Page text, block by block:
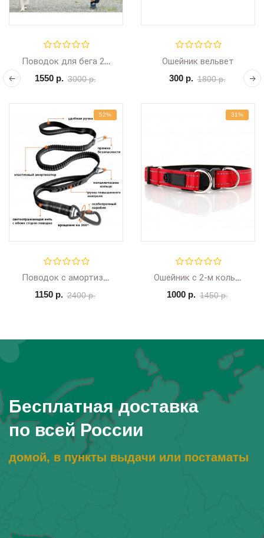
Поводок для бега 2 амортизатора, 1,3-1,8 м + пояс
1550 р. 3000 р.
52%
Поводок с амортизатором и фиксатором для машины, 1,2-1,8м
1150 р. 2400 р.
Ошейник вельвет
300 р. 1800 р.
СКИДКА 31%
Ошейник с 2-м кольцом
1000 р. 1450 р.
Бесплатная доставка
по всей России
домой, в пункты выдачи или постаматы